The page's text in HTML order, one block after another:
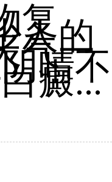
复
人的
气一
晴不
癜...